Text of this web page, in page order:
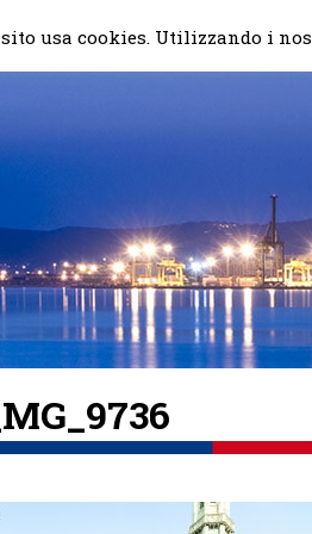
sito usa cookies. Utilizzando i